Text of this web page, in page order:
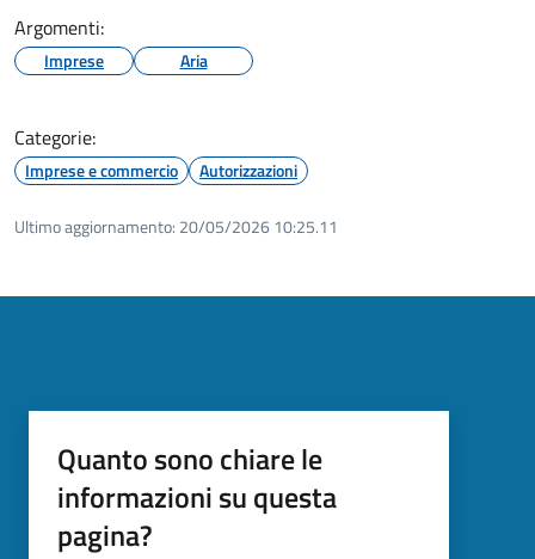
Argomenti:
Imprese Aria
Categorie:
Imprese e commercio Autorizzazioni
Ultimo aggiornamento: 20/05/2026 10:25.11
Quanto sono chiare le
informazioni su questa
pagina?